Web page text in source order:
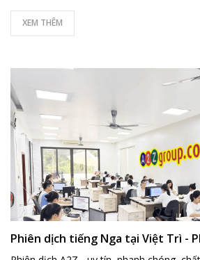
XEM THÊM
Phiên dịch tiếng Nga tại Việt Trì -